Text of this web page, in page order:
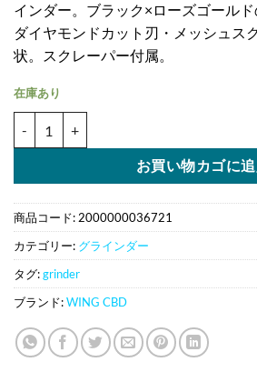
インダー。ブラック×ローズゴールド
ダイヤモンドカット刃・メッシュス
状。スクレーパー付属。
在庫あり
お買い物カゴに
商品コード: 2000000036721
カテゴリー: グラインダー
タグ:grinder
ブランド:WING CBD